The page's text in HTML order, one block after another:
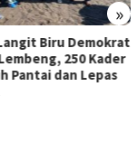
»
Biru Demokrat
250 Kader
Pantai dan Lepas